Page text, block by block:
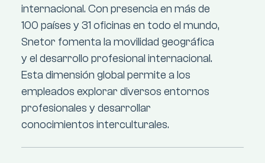
internacional. Con presencia en más de
100 países y 31 oficinas en todo el mundo,
Snetor fomenta la movilidad geográfica
y el desarrollo profesional internacional.
Esta dimensión global permite a los
empleados explorar diversos entornos
profesionales y desarrollar
conocimientos interculturales.